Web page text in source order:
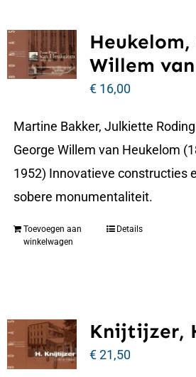
Heukelom,
Willem van
€16,00
Martine Bakker, Julkiette
George Willem van Heukelom
1952) Innovatieve constructies
sobere monumentaliteit.
Toevoegen aan
winkelwagen
Details
Knijtijzer,
€21,50